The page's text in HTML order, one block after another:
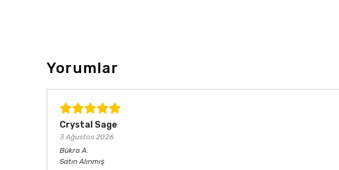
Yorumlar
Crystal Sage
3 Ağustos 2026
Bükra A.
Satın Alınmış